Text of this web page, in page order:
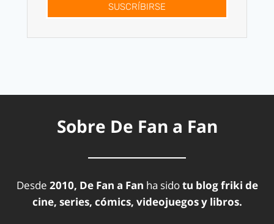
SUSCRÍBIRSE
Sobre De Fan a Fan
Desde 2010, De Fan a Fan ha sidotu blog friki de
cine, series, cómics, videojuegos y libros.